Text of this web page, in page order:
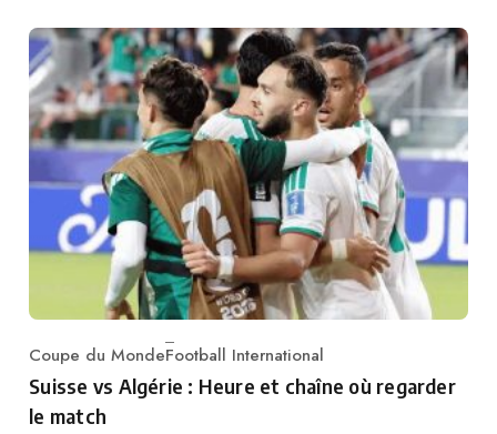
Category
Coupe du MondeFootball International
Suisse vs Algérie : Heure et chaîne où regarder
le match